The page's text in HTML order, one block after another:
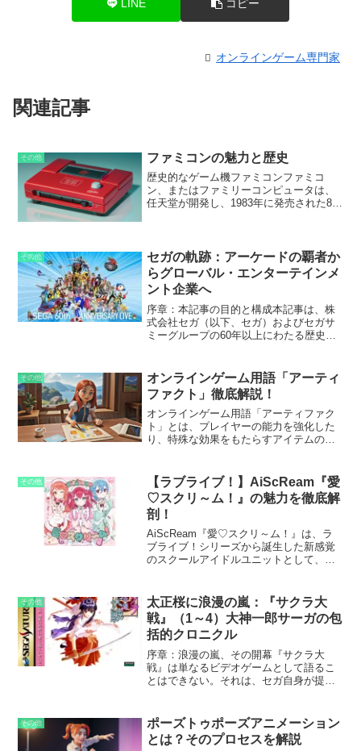
LINE コピー
オンラインゲーム専門家
関連記事
その他 ファミコンの魅力と歴史
歴史的なゲーム機ファミコンファミコ
ン、またはファミリーコンピュータは、
任天堂が開発し、1983年に発売された8ビ
ミコンは、日本のゲーム業界を活性化
し、ビデオゲーム文化の普及に大きく貢
献しました。
その他
セガの軌跡：アーケードの覇者か
らグローバル・エンターテインメ
ント企業へ
序章：本記事の目的と構成本記事は、株
式会社セガ（以下、セガ）およびセガサ
ミーグループの60年以上にわたる歴史
ーム市場のパイオニアとして出発し、家
庭用ゲーム機市場での激し...
その他
オンラインゲーム用語「アーティ
ファクト」徹底解説！
オンラインゲーム用語「アーティファク
ト」とは、プレイヤーの能力を強化した
り、特殊な効果をもたらすアイテムのこ
揮するものまで、その種類は多岐にわた
ります。アーティファクトは、ゲーム内
のモンスターを倒したり、クエストをク
リアしたりすることで入手することがで
き、そのレア度や効果に応じて価値が異
なります。
その他
【ラブライブ！】AiScReam『愛
♡スクリ～ム！』の魅力を徹底解
剖！
AiScReam『愛♡スクリ～ム！』は、ラ
ブライブ！シリーズから誕生した新感覚
のスクールアイドルユニットとして、フ
一線を画す独特な世界観と、メンバーの
個性的なキャラクター性が魅力となって
おり、デビューシングルの発売以来、急
速に人気を拡大させています。
その他
太正桜に浪漫の嵐：『サクラ大
戦』（1～4）大神一郎サーガの包
括的クロニクル
序章：浪漫の嵐、その開幕『サクラ大
戦』は単なるビデオゲームとして語るこ
とはできない。それは、セガ自身が提唱
ションRPG（SRPG）の戦略性、ビジュ
アルノベルの物語性、そ...
その他
ポーズトゥポーズアニメーション
とは？そのプロセスを解説